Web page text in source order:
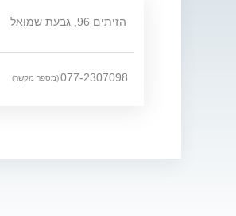
הזיתים 96, גבעת שמואל
077-2307098(מספר מקשר)